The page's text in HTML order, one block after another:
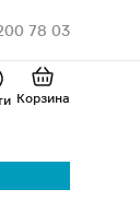
78 03
Корзина